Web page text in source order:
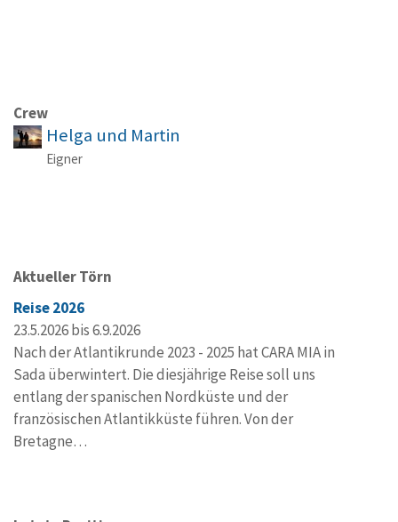
Crew
Helga und Martin
Eigner
Aktueller Törn
Reise 2026
23.5.2026 bis 6.9.2026
Nach der Atlantikrunde 2023 - 2025 hat CARA MIA in
Sada überwintert. Die diesjährige Reise soll uns
entlang der spanischen Nordküste und der
französischen Atlantikküste führen. Von der
Bretagne…